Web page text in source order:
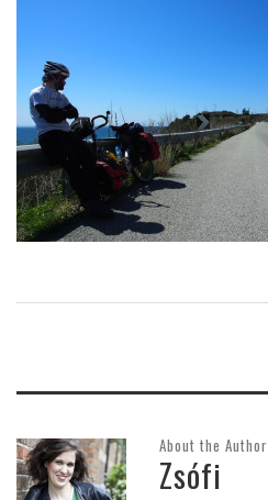
About the Author
Zsófi